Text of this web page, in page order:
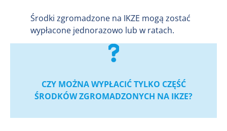
Środki zgromadzone na IKZE mogą zostać
wypłacone jednorazowo lub w ratach.
CZY MOŻNA WYPŁACIĆ TYLKO CZĘŚĆ
ŚRODKÓW ZGROMADZONYCH NA IKZE?